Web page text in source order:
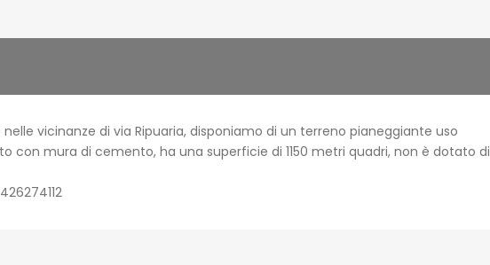
vicinanze di via Ripuaria, disponiamo di un terreno pianeggiante uso
con mura di cemento, ha una superficie di 1150 metri quadri, non è dotato di